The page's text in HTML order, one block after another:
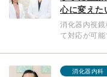
心に変えた
消化器内視
て対応が可能
消化器内科